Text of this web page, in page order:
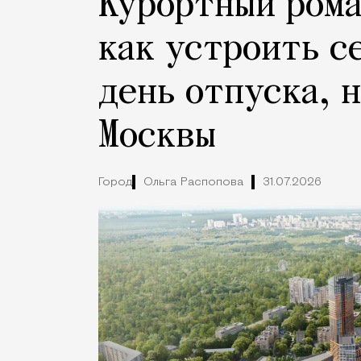
как устроить
день отпуска,
Москвы
Город Ольга Распопова 31.07.2026